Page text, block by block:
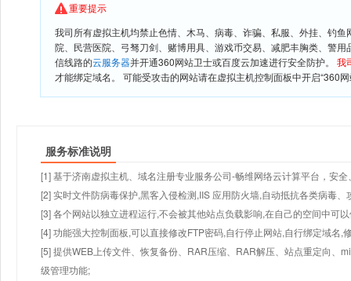
重要提示
我司所有虚拟主机均禁止色情、木马、病毒、诈骗、私服、外挂、钓
院、民营医院、弓驽刀剑、赌博用具、游戏币交易、减肥丰胸类、警
信线路的云服务器并开通360网站卫士或百度云加速进行安全防护。 我
才能绑定域名。 可能受攻击的网站请在虚拟主机控制面板中开启“360
服务标准说明
[1] 基于济南虚拟主机、域名注册专业服务公司-畅维网络云计算平台，安全
[2] 实时文件防病毒保护,黑客入侵检测,IIS 应用防火墙,自动抵抗各类病毒、
[3] 各个网站以独立进程运行,不会被其他站点负载影响,在自己的空间中可
[4] 功能强大控制面板,可以直接修改FTP密码,自行停止网站,自行绑定域名,
[5] 提供WEB上传文件、恢复备份、RAR压缩、RAR解压、站点重定向、
级管理功能;